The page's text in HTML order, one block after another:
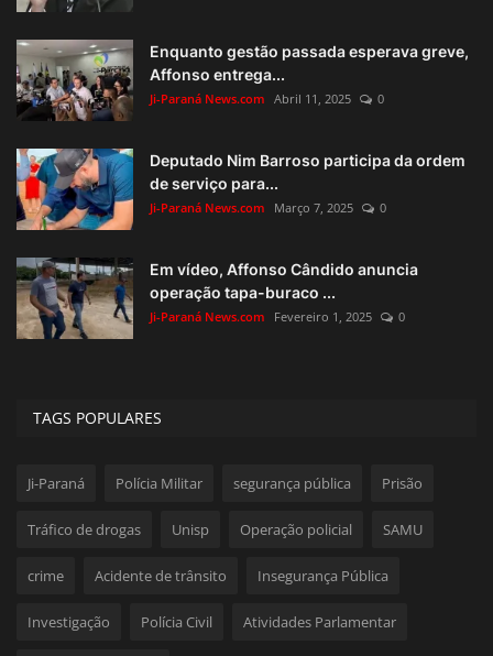
Enquanto gestão passada esperava greve,
Affonso entrega...
Ji-Paraná News.com Abril 11, 2025 0
Deputado Nim Barroso participa da ordem
de serviço para...
Ji-Paraná News.com Março 7, 2025 0
Em vídeo, Affonso Cândido anuncia
operação tapa-buraco ...
Ji-Paraná News.com Fevereiro 1, 2025 0
TAGS POPULARES
Ji-Paraná Polícia Militar segurança pública Prisão
Tráfico de drogas Unisp Operação policial SAMU
crime Acidente de trânsito Insegurança Pública
Investigação Polícia Civil Atividades Parlamentar